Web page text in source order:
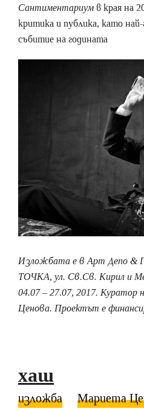
Сантиментариум в края на
критика и публика, като
събитие на годината
Изложбата е в Арт Депо &
ТОЧКА, ул. Св.Св. Кирил и
04.07 – 27.07, 2017.
Ценова. Проектът е
хаш
изложба Мариета